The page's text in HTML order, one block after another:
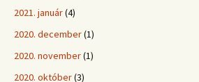
2021. január(4)
2020. december(1)
2020. november(1)
2020. október(3)